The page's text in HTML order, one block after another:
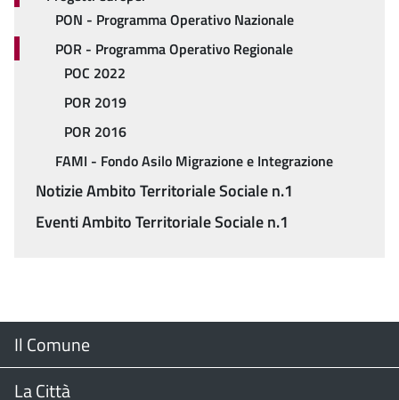
PON - Programma Operativo Nazionale
POR - Programma Operativo Regionale
POC 2022
POR 2019
POR 2016
FAMI - Fondo Asilo Migrazione e Integrazione
Notizie Ambito Territoriale Sociale n.1
Eventi Ambito Territoriale Sociale n.1
Menu
Footer
Il Comune
Il Sindaco
La Città